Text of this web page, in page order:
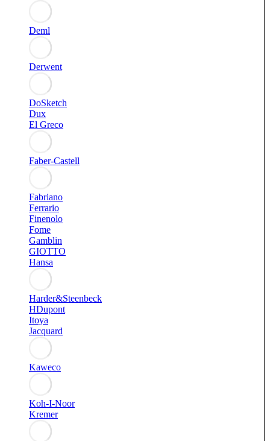
Deml
Derwent
DoSketch
Dux
El Greco
Faber-Castell
Fabriano
Ferrario
Finenolo
Fome
Gamblin
GIOTTO
Hansa
Harder&Steenbeck
HDupont
Itoya
Jacquard
Kaweco
Koh-I-Noor
Kremer